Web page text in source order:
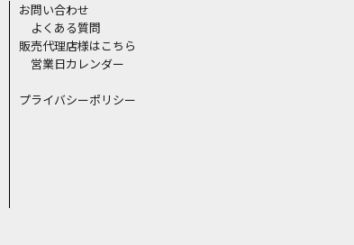
お問い合わせ
よくある質問
販売代理店様はこちら
営業日カレンダー
プライバシーポリシー